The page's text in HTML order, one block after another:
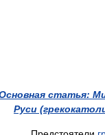
статья:
Руси